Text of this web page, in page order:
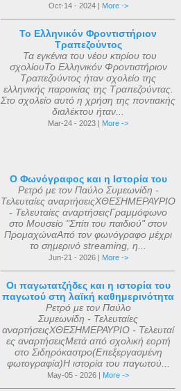
Oct-14 - 2024 | More ->
Το Ελληνικόν Φροντιστήριον
Τραπεζούντος
Τα εγκένια του νέου κτιρίου του
σχολίουΤο Ελληνικόν Φροντιστήριον
Τραπεζούντος ήταν σχολείο της
ελληνικής παροικίας της Τραπεζούντας.
Στο σχολείο αυτό η χρήση της ποντιακής
διαλέκτου ήταν...
Mar-24 - 2023 | More ->
Ο Φωνόγραφος και η Ιστορία του
Ρετρό με τον Παύλο Συμεωνίδη -
Τελευταίες αναρτήσειςΧΘΕΣΗΜΕΡΑΥΡΙΟ
- Τελευταίες αναρτήσειςΓραμμόφωνο
στο Μουσείο "Σπίτι του παιδιού" στον
ΠρομαχώναΑπό τον φωνόγραφο μέχρι
το σημερινό streaming, η...
Jun-21 - 2026 | More ->
Οι παγωτατζήδες και η ιστορία του
παγωτού στη λαϊκή καθημερινότητα
Ρετρό με τον Παύλο
Συμεωνίδη - Τελευταίες
αναρτήσειςΧΘΕΣΗΜΕΡΑΥΡΙΟ - Τελευταί
ες αναρτήσειςΜετά από σχολική εορτή
στο Σιδηρόκαστρο(Επεξεργασμένη
φωτογραφία)Η ιστορία του παγωτού...
May-05 - 2026 | More ->